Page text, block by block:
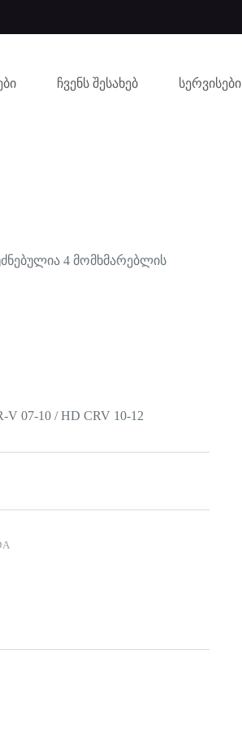
ჩვენს შესახებ სერვისები
4მომხმარებლის
07-10 / HD CRV 10-12